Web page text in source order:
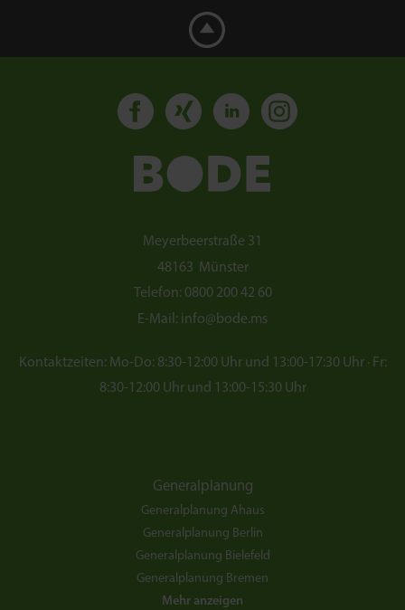
Meyerbeerstraße 31
48163 Münster
Telefon: 0800 200 42 60
E-Mail: info@bode.ms
Kontaktzeiten: Mo-Do: 8:30-12:00 Uhr und 13:00-17:30 Uhr · Fr:
8:30-12:00 Uhr und 13:00-15:30 Uhr
Generalplanung
Generalplanung Ahaus
Generalplanung Berlin
Generalplanung Bielefeld
Generalplanung Bremen
Mehr anzeigen